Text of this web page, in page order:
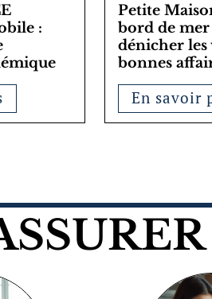
:
Petite
bord de mer
dénicher les
bonnes
En savoir